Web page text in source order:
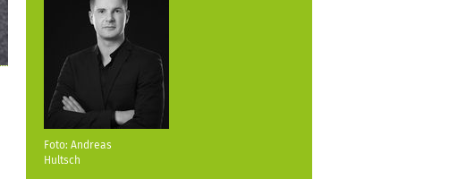
Foto: Andreas
Hultsch